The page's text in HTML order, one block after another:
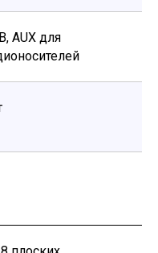
AUX для
защищены.